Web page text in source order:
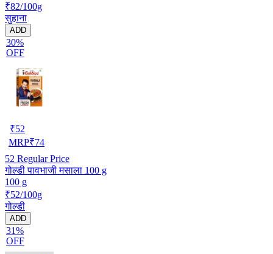
₹82/100g
सुहाना
ADD
30%
OFF
₹52
MRP₹74
52 Regular Price
गोल्डी पावभाजी मसाला 100 g
100 g
₹52/100g
गोल्डी
ADD
31%
OFF